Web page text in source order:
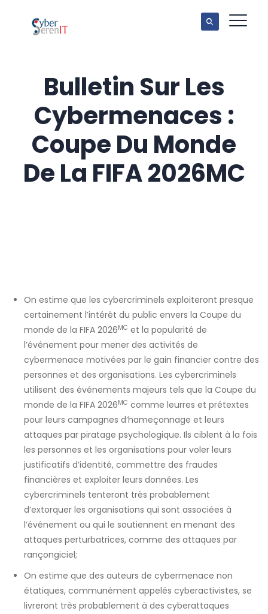
Bulletin Sur Les
Cybermenaces :
Coupe Du Monde
De La FIFA 2026MC
On estime que les cybercriminels exploiteront presque
certainement l’intérêt du public envers la Coupe du
monde de la FIFA 2026MC et la popularité de
l’événement pour mener des activités de
cybermenace motivées par le gain financier contre des
personnes et des organisations. Les cybercriminels
utilisent des événements majeurs tels que la Coupe du
monde de la FIFA 2026MC comme leurres et prétextes
pour leurs campagnes d’hameçonnage et leurs
attaques par piratage psychologique. Ils ciblent à la fois
les personnes et les organisations pour voler leurs
justificatifs d’identité, commettre des fraudes
financières et exploiter leurs données. Les
cybercriminels tenteront très probablement
d’extorquer les organisations qui sont associées à
l’événement ou qui le soutiennent en menant des
attaques perturbatrices, comme des attaques par
rançongiciel;
On estime que des auteurs de cybermenace non
étatiques, communément appelés cyberactivistes, se
livreront très probablement à des cyberattaques